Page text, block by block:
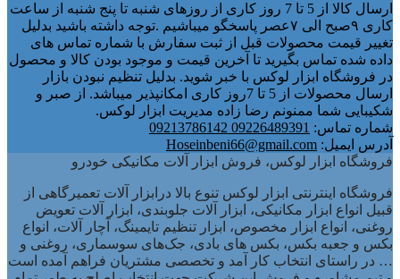
ارسال کالا از 5 تا 7 روز کاری از روزهای شنبه تا پنج شنبه از ساعت
کاری ۹صبح الی ۷عصر پاسخگو میباشیم .توجه داشته باشید بدلیل
تغییر قیمت محصولات قبل از ثبت سفارش با شماره تماس های
داده شده تماس بگیرید تا آخرین قیمت و موجود بودن کالا و محصول
در فروشگاه ابزار لوکس با خبر شوید. بدلیل تنظیم نبودن بازار
ارسال محصولات از 5 تا 7روز کاری امکانپذیر میباشد. از صبر و
شکیبایی شما ممنونم رضا زاده مدیریت ابزار لوکس.
شماره تماس: 09226489391 09213786142
آدرس ایمیل: Hoseinbeni66@gmail.com
فروشگاه ابزار لوکس، فروش ابزار آلات مکانیکی خودرو
فروشگاه اینترنتی ابزار لوکس تنوع بالا درابزار آلات تعمیرگاهی از
قبیل انواع ابزار مکانیکی، ابزار آلات جلوبندی، ابزار آلات تعویض
روغنی، انواع ابزار مخصوص، ابزار تنظیم تایمینگ، آچار آلات، انواع
بکس و جعبه بکس، بکس های بادی، جک‌های سوسماری، روغنی و
… در راستای انتخاب کار آمد و تخصصی مشتریان فراهم آمده است